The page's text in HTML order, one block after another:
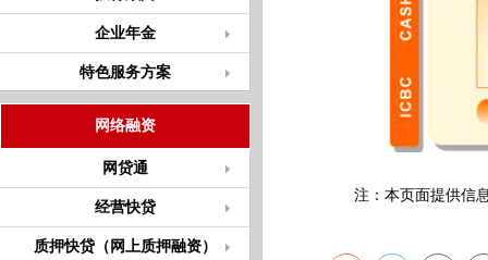
企业年金
特色服务方案
网络融资
网贷通
经营快贷
质押快贷（网上质押融资）
注：本页面提供信息